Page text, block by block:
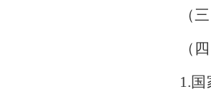
（
（
1.